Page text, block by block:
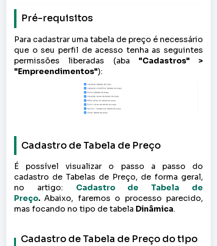
Pré-requisitos
Para cadastrar uma tabela de preço é necessário
que o seu perfil de acesso tenha as seguintes
permissões liberadas (aba "Cadastros" >
"Empreendimentos"):
Cadastro de Tabela de Preço
É possível visualizar o passo a passo do
cadastro de Tabelas de Preço, de forma geral,
no artigo: Cadastro de Tabela de
Preço.Abaixo, faremos o processo parecido,
mas focando no tipo de tabela Dinâmica.
Cadastro de Tabela de Preço do tipo